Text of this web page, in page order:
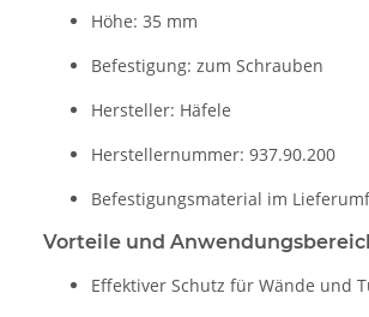
Höhe: 35 mm
Befestigung: zum Schrauben
Hersteller: Häfele
Herstellernummer: 937.90.200
Befestigungsmaterial im
Vorteile und
Effektiver Schutz für Wände und